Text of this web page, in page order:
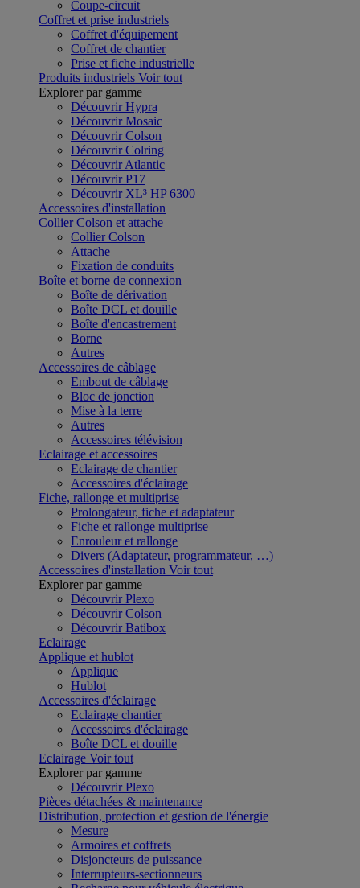
Coupe-circuit
Coffret et prise industriels
Coffret d'équipement
Coffret de chantier
Prise et fiche industrielle
Produits industriels Voir tout
Explorer par gamme
Découvrir Hypra
Découvrir Mosaic
Découvrir Colson
Découvrir Colring
Découvrir Atlantic
Découvrir P17
Découvrir XL³ HP 6300
Accessoires d'installation
Collier Colson et attache
Collier Colson
Attache
Fixation de conduits
Boîte et borne de connexion
Boîte de dérivation
Boîte DCL et douille
Boîte d'encastrement
Borne
Autres
Accessoires de câblage
Embout de câblage
Bloc de jonction
Mise à la terre
Autres
Accessoires télévision
Eclairage et accessoires
Eclairage de chantier
Accessoires d'éclairage
Fiche, rallonge et multiprise
Prolongateur, fiche et adaptateur
Fiche et rallonge multiprise
Enrouleur et rallonge
Divers (Adaptateur, programmateur, …)
Accessoires d'installation Voir tout
Explorer par gamme
Découvrir Plexo
Découvrir Colson
Découvrir Batibox
Eclairage
Applique et hublot
Applique
Hublot
Accessoires d'éclairage
Eclairage chantier
Accessoires d'éclairage
Boîte DCL et douille
Eclairage Voir tout
Explorer par gamme
Découvrir Plexo
Pièces détachées & maintenance
Distribution, protection et gestion de l'énergie
Mesure
Armoires et coffrets
Disjoncteurs de puissance
Interrupteurs-sectionneurs